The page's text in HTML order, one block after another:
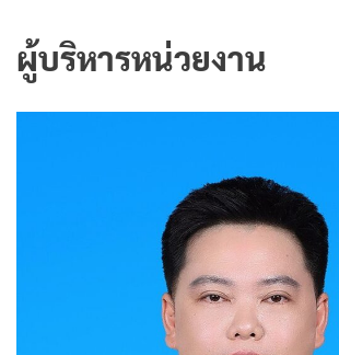
ผู้บริหารหน่วยงาน